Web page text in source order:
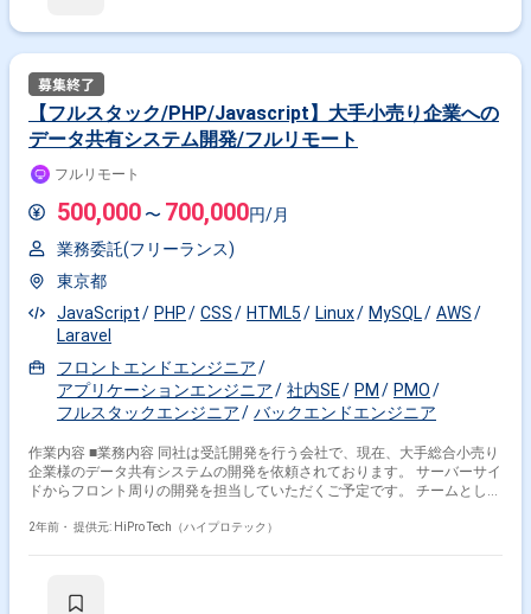
【フルスタック/PHP/Javascript】大手小売り企業への
データ共有システム開発/フルリモート
フルリモート
500,000 〜 700,000円/月
業務委託(フリーランス)
東京都
JavaScript
PHP CSS HTML5 Linux MySQL
AWS
Laravel
フロントエンドエンジニア
アプリケーションエンジニア
社内SE PM
PMO
フルスタックエンジニア
バックエンドエンジニア
作業内容 ■業務内容 同社は受託開発を行う会社で、現在、大手総合小売り
企業様のデータ共有システムの開発を依頼されております。 サーバーサイ
ドからフロント周りの開発を担当していただくご予定です。 チームとして
す。 今回ご参画いただく方には詳細設計～実装をお任せ予定です（主に実
・言語：PHP,Javascript,HTML5（React/VueJS検討中） ・フレームワー
2年前・ 提供元: HiPro Tech（ハイプロテック）